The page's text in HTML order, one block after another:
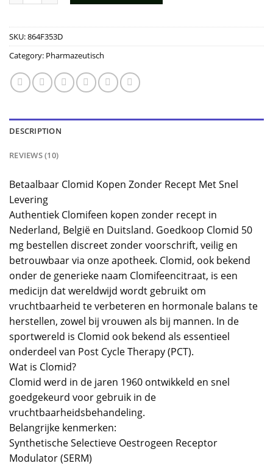
SKU:864F353D
Category: Pharmazeutisch
DESCRIPTION
REVIEWS (10)
Betaalbaar Clomid Kopen Zonder Recept Met Snel
Levering
Authentiek Clomifeen kopen zonder recept in
Nederland, België en Duitsland. Goedkoop Clomid 50
mg bestellen discreet zonder voorschrift, veilig en
betrouwbaar via onze apotheek. Clomid, ook bekend
onder de generieke naam Clomifeencitraat, is een
medicijn dat wereldwijd wordt gebruikt om
vruchtbaarheid te verbeteren en hormonale balans te
herstellen, zowel bij vrouwen als bij mannen. In de
sportwereld is Clomid ook bekend als essentieel
onderdeel van Post Cycle Therapy (PCT).
Wat is Clomid?
Clomid werd in de jaren 1960 ontwikkeld en snel
goedgekeurd voor gebruik in de
vruchtbaarheidsbehandeling.
Belangrijke kenmerken:
Synthetische Selectieve Oestrogeen Receptor
Modulator (SERM)